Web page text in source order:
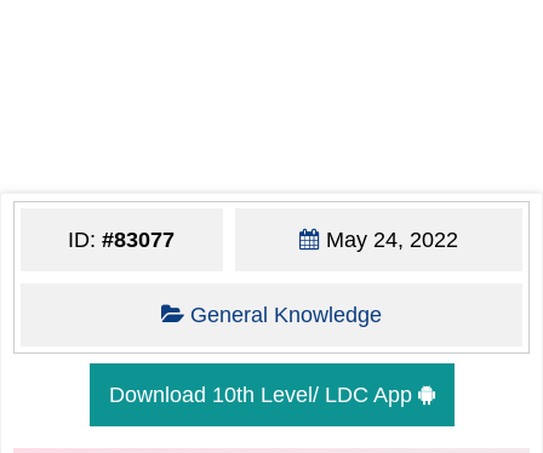
ID:#83077 May 24, 2022
General Knowledge
Download 10th Level/ LDC App